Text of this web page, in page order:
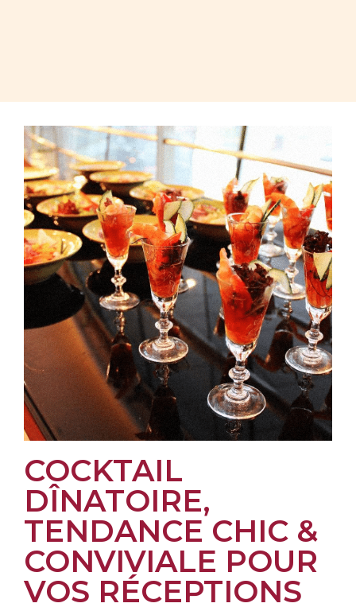
COCKTAIL
DÎNATOIRE,
TENDANCE CHIC &
CONVIVIALE POUR
VOS RÉCEPTIONS